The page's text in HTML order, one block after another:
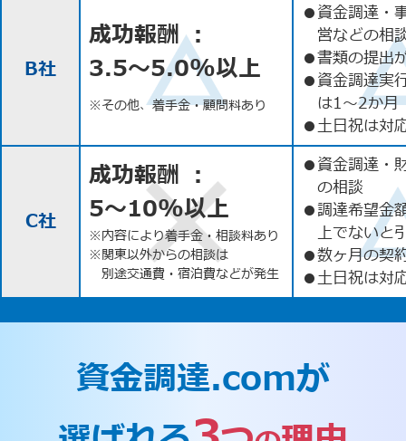
B社
成功報酬 ：
3.5〜5.0%以上
※その他、着手金・顧問料あり
●資金調達・
営などの相
●書類の提出
●資金調達実
は1〜2か月
●土日祝は対
C社
成功報酬 ：
5〜10%以上
※内容により着手金・相談料あり
※関東以外からの相談は
別途交通費・宿泊費などが発生
●資金調達・
の相談
●調達希望金
上でないと
●数ヶ月の契
●土日祝は対
資金調達.comが